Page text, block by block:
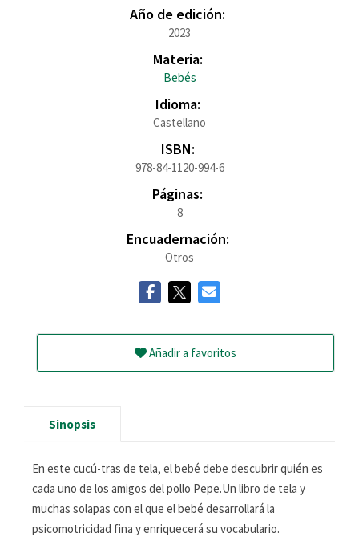
Año de edición:
2023
Materia:
Bebés
Idioma:
Castellano
ISBN:
978-84-1120-994-6
Páginas:
8
Encuadernación:
Otros
Añadir a favoritos
Sinopsis
En este cucú-tras de tela, el bebé debe descubrir quién es
cada uno de los amigos del pollo Pepe.Un libro de tela y
muchas solapas con el que el bebé desarrollará la
psicomotricidad fina y enriquecerá su vocabulario.